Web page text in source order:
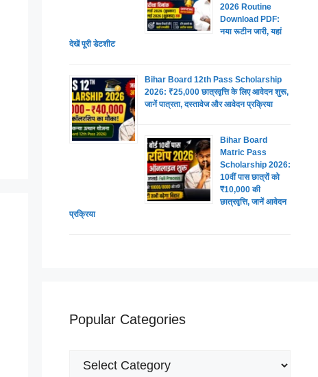
2026 Routine
Download PDF:
नया रूटीन जारी, यहां
देखें पूरी डेटशीट
Bihar Board 12th Pass Scholarship
2026: ₹25,000 छात्रवृत्ति के लिए आवेदन शुरू,
जानें पात्रता, दस्तावेज और आवेदन प्रक्रिया
Bihar Board
Matric Pass
Scholarship 2026:
10वीं पास छात्रों को
₹10,000 की
छात्रवृत्ति, जानें आवेदन
प्रक्रिया
Popular Categories
Popular